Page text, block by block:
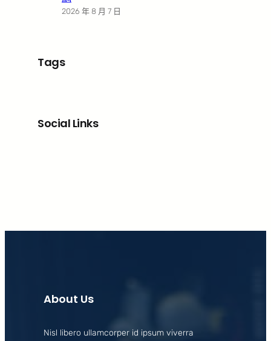
2026 年 8 月 7 日
Tags
Social Links
About Us
Nisl libero ullamcorper id ipsum viverra